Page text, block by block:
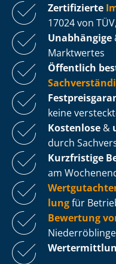
Zertifizierte
17024 von
Unabhängige
Marktwertes
Öffentlich
keine
Kostenlose &
durch
Kurzfristige
am
lungfür
Bewertung